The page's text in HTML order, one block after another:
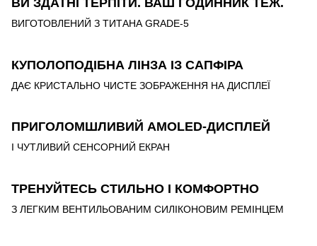
ВИГОТОВЛЕНИЙ З ТИТАНА GRADE-5
КУПОЛОПОДІБНА ЛІНЗА ІЗ САПФІРА
ДАЄ КРИСТАЛЬНО ЧИСТЕ ЗОБРАЖЕННЯ НА ДИСПЛЕЇ
ПРИГОЛОМШЛИВИЙ AMOLED-ДИСПЛЕЙ
І ЧУТЛИВИЙ СЕНСОРНИЙ ЕКРАН
ТРЕНУЙТЕСЬ СТИЛЬНО І КОМФОРТНО
З ЛЕГКИМ ВЕНТИЛЬОВАНИМ СИЛІКОНОВИМ РЕМІНЦЕМ